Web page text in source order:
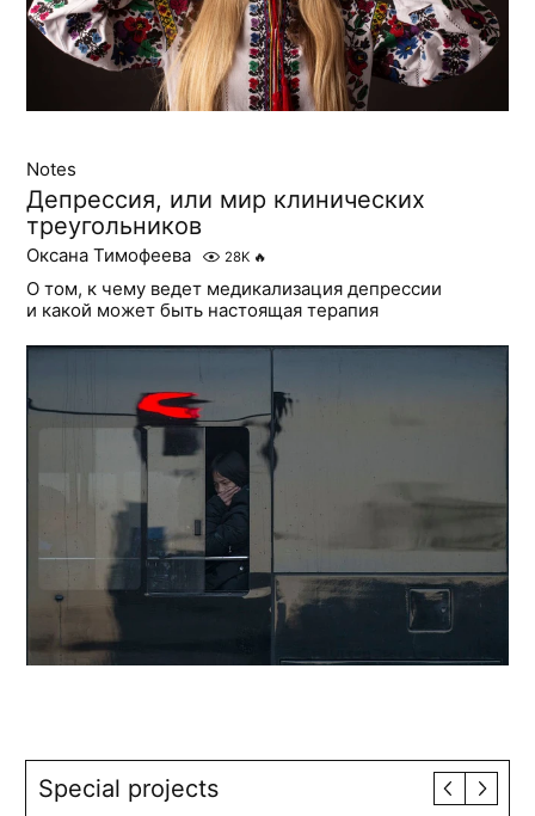
Notes
Депрессия, или мир клинических
треугольников
Оксана Тимофеева 28K 🔥
О том, к чему ведет медикализация депрессии
и какой может быть настоящая терапия
Special projects